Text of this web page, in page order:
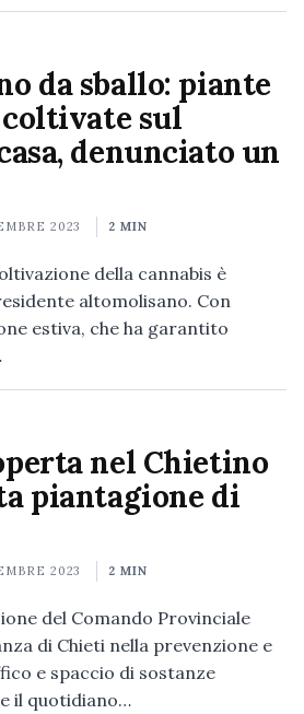
da sballo: piante
sul
denunciato un
2023 2 MIN
della cannabis è
altomolisano. Con
estiva, che ha garantito
nel Chietino
piantagione di
2023 2 MIN
del Comando Provinciale
di Chieti nella prevenzione e
e spaccio di sostanze
il quotidiano…